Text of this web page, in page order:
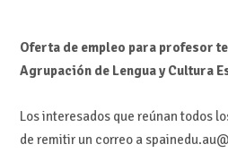
Oferta de empleo para profesor
Agrupación de Lengua y Cultura
Los interesados que reúnan todos
de remitir un correo a